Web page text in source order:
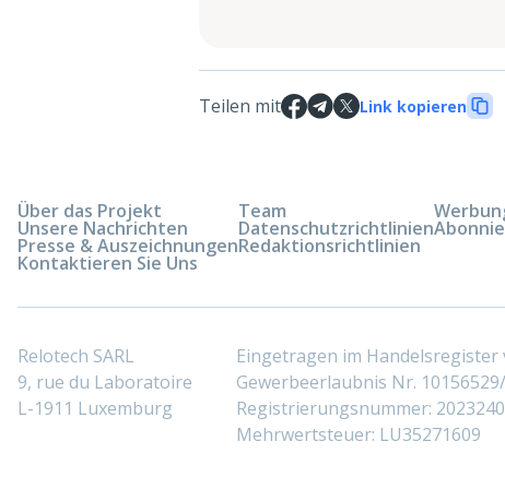
Teilen mit Link kopieren
Über das Projekt
Unsere Nachrichten
Presse & Auszeichnungen
Kontaktieren Sie Uns
Team
Datenschutzrichtlinien
Redaktionsrichtlinien
Relotech SARL
9, rue du Laboratoire
L-1911 Luxemburg
Eingetragen im
Gewerbeerlaubnis Nr.
Registrierungsnummer:
Mehrwertsteuer: LU35271609